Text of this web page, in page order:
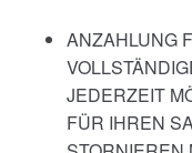
ANZAHLUNG
JEDERZEIT
FÜR IHREN